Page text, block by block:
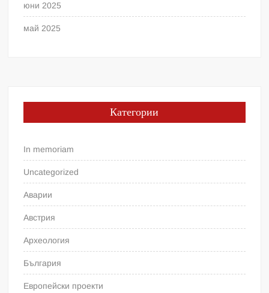
юни 2025
май 2025
Категории
In memoriam
Uncategorized
Аварии
Австрия
Археология
България
Европейски проекти